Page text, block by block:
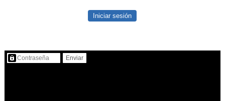
Iniciar sesión
Contenido protegido…